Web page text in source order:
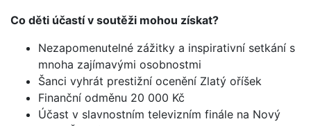
Co děti účastí v soutěži mohou získat?
Nezapomenutelné zážitky a inspirativní setkání s
mnoha zajímavými osobnostmi
Šanci vyhrát prestižní ocenění Zlatý oříšek
Finanční odměnu 20 000 Kč
Účast v slavnostním televizním finále na Nový